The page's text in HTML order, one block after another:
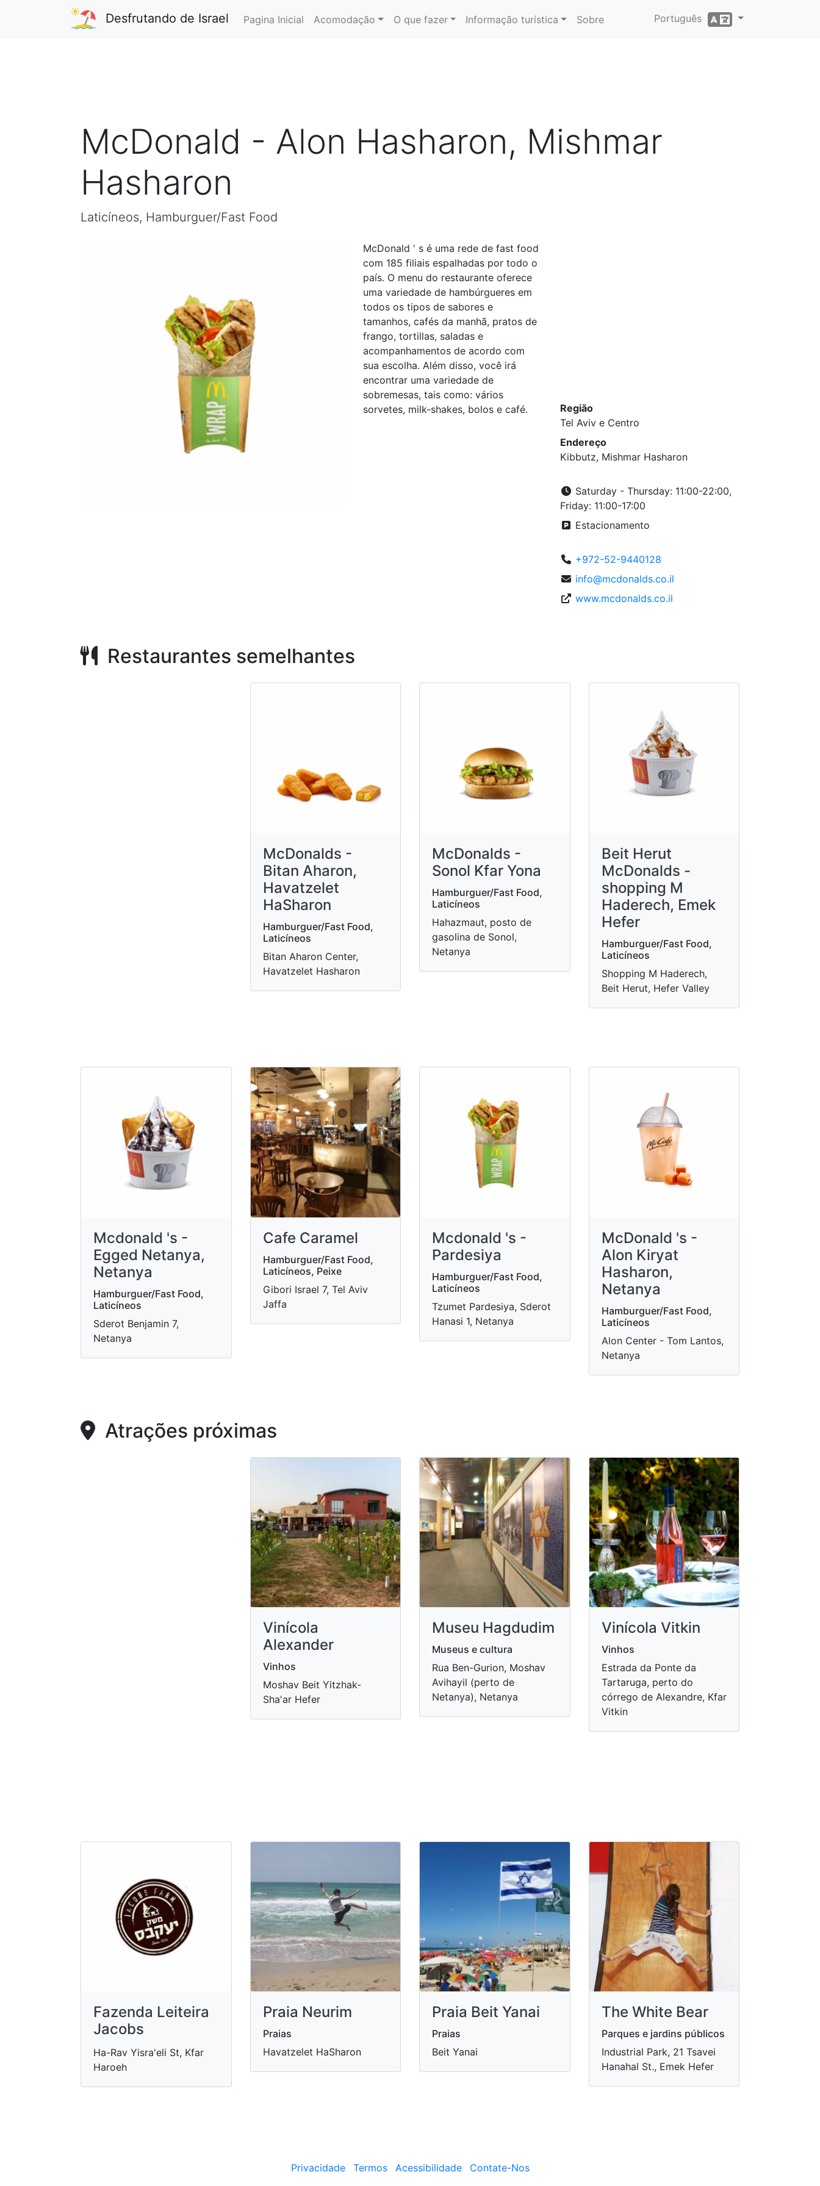
Desfrutando de Israel Pagina Inicial Acomodação O que fazer Informação turística Sobre Português
McDonald - Alon Hasharon, Mishmar
Hasharon
Laticíneos, Hamburguer/Fast Food
McDonald ' s é uma rede de fast food
com 185 filiais espalhadas por todo o
país. O menu do restaurante oferece
uma variedade de hambúrgueres em
todos os tipos de sabores e
tamanhos, cafés da manhã, pratos de
frango, tortillas, saladas e
acompanhamentos de acordo com
sua escolha. Além disso, você irá
encontrar uma variedade de
sobremesas, tais como: vários
sorvetes, milk-shakes, bolos e café.
Região
Tel Aviv e Centro
Endereço
Kibbutz, Mishmar Hasharon
Saturday - Thursday: 11:00-22:00,
Friday: 11:00-17:00
Estacionamento
+972-52-9440128
info@mcdonalds.co.il
www.mcdonalds.co.il
Restaurantes semelhantes
McDonalds -
Bitan Aharon,
Havatzelet
HaSharon
Hamburguer/Fast Food,
Laticíneos
Bitan Aharon Center,
Havatzelet Hasharon
McDonalds -
Sonol Kfar Yona
Hamburguer/Fast Food,
Laticíneos
Hahazmaut, posto de
gasolina de Sonol,
Netanya
Beit Herut
McDonalds -
shopping M
Haderech, Emek
Hefer
Hamburguer/Fast Food,
Laticíneos
Shopping M Haderech,
Beit Herut, Hefer Valley
Mcdonald 's -
Egged Netanya,
Netanya
Hamburguer/Fast Food,
Laticíneos
Sderot Benjamin 7,
Netanya
Cafe Caramel
Hamburguer/Fast Food,
Laticíneos, Peixe
Gibori Israel 7, Tel Aviv
Jaffa
Mcdonald 's -
Pardesiya
Hamburguer/Fast Food,
Laticíneos
Tzumet Pardesiya, Sderot
Hanasi 1, Netanya
McDonald 's -
Alon Kiryat
Hasharon,
Netanya
Hamburguer/Fast Food,
Laticíneos
Alon Center - Tom Lantos,
Netanya
Atrações próximas
Vinícola
Alexander
Vinhos
Moshav Beit Yitzhak-
Sha'ar Hefer
Museu Hagdudim
Museus e cultura
Rua Ben-Gurion, Moshav
Avihayil (perto de
Netanya), Netanya
Vinícola Vitkin
Vinhos
Estrada da Ponte da
Tartaruga, perto do
córrego de Alexandre, Kfar
Vitkin
Fazenda Leiteira
Jacobs
Ha-Rav Yisra'eli St, Kfar
Haroeh
Praia Neurim
Praias
Havatzelet HaSharon
Praia Beit Yanai
Praias
Beit Yanai
The White Bear
Parques e jardins públicos
Industrial Park, 21 Tsavei
Hanahal St., Emek Hefer
Privacidade Termos Acessibilidade Contate-Nos